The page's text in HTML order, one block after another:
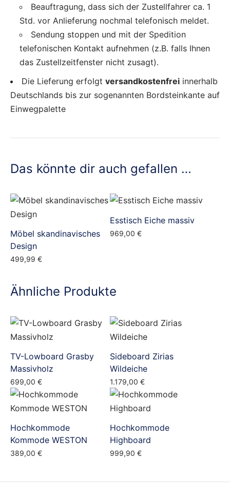
Beauftragung, dass sich der Zustellfahrer ca. 1
Std. vor Anlieferung nochmal telefonisch meldet.
Sendung stoppen und mit der Spedition
telefonischen Kontakt aufnehmen (z.B. falls Ihnen
das Zustellzeitfenster nicht zusagt).
Die Lieferung erfolgt versandkostenfrei innerhalb
Deutschlands bis zur sogenannten Bordsteinkante auf
Einwegpalette
Das könnte dir auch gefallen …
Möbel skandinavisches
Design
499,99 €
Esstisch Eiche massiv
969,00 €
Ähnliche Produkte
TV-Lowboard Grasby
Massivholz
699,00 €
Sideboard Zirias
Wildeiche
1.179,00 €
Hochkommode
Kommode WESTON
389,00 €
Hochkommode
Highboard
999,90 €